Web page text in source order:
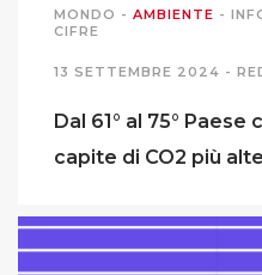
MONDO - AMBIENTE -
CIFRE
13 SETTEMBRE 2024 -
Dal 61° al 75°
capite di CO2 più